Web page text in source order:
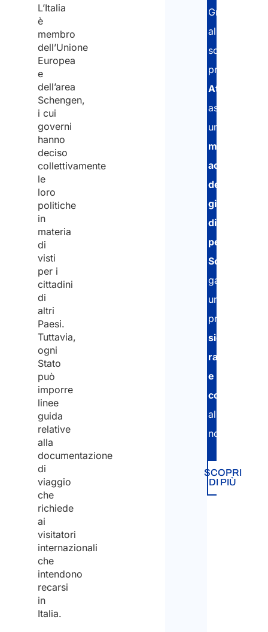
L’Italia
è
membro
dell’Unione
Europea
e
dell’area
Schengen,
i cui
governi
hanno
deciso
collettivamente
le
loro
politiche
in
materia
di
visti
per i
cittadini
di
altri
Paesi.
Tuttavia,
ogni
Stato
può
imporre
linee
guida
relative
alla
documentazione
di
viaggio
che
richiede
ai
visitatori
internazionali
che
intendono
recarsi
in
Italia.
Grazie
al
software
proprietario
Atlasposting
assicuriamo
un
accurato
dei
giorni
di
permanenza
Schengen
garantendo
una
procedura
sicura,
rapida
e
conforme
alla
normativa.
SCOPRI
DI PIÙ